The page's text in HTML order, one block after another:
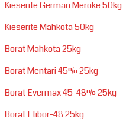
Kieserite German Meroke 50kg
Kieserite Mahkota 50kg
Borat Mahkota 25kg
Borat Mentari 45% 25kg
Borat Evermax 45-48% 25kg
Borat Etibor-48 25kg